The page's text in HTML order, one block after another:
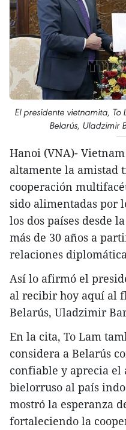
El presidente vietnamita,
Belarús, Uladzimir
Hanoi (VNA)-
altamente la amistad
cooperación
sido alimentadas por
los dos países desde
más de 30 años a
relaciones
Así lo afirmó el
al recibir hoy aquí al
Belarús, Uladzimir
En la cita, To Lam
considera a Belarús
confiable y aprecia el
bielorruso al país
mostró la esperanza
fortaleciendo la